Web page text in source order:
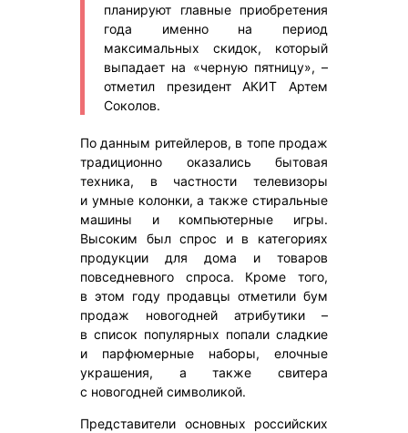
планируют главные приобретения
года именно на период
максимальных скидок, который
выпадает на «черную пятницу», –
отметил президент АКИТ Артем
Соколов.
По данным ритейлеров, в топе продаж
традиционно оказались бытовая
техника, в частности телевизоры
и умные колонки, а также стиральные
машины и компьютерные игры.
Высоким был спрос и в категориях
продукции для дома и товаров
повседневного спроса. Кроме того,
в этом году продавцы отметили бум
продаж новогодней атрибутики –
в список популярных попали сладкие
и парфюмерные наборы, елочные
украшения, а также свитера
с новогодней символикой.
Представители основных российских